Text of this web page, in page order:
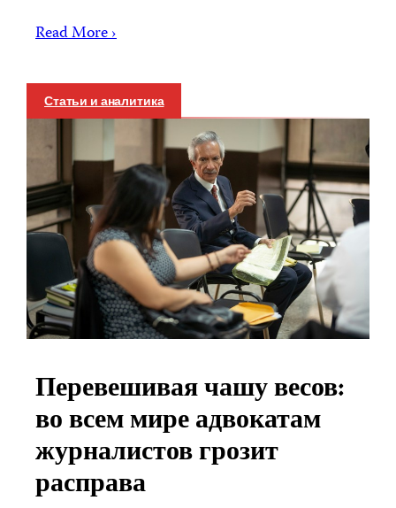
Read More ›
Статьи и аналитика
Перевешивая чашу весов:
во всем мире адвокатам
журналистов грозит
расправа